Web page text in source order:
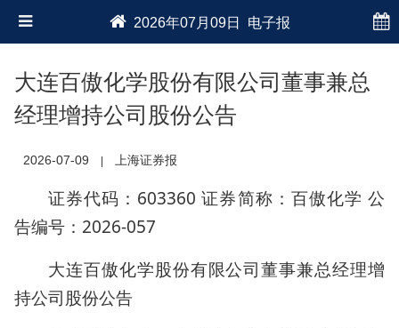
2026年07月09日 电子报
大连百傲化学股份有限公司董事兼总
经理增持公司股份公告
2026-07-09 上海证券报
证券代码：603360 证券简称：百傲化学 公
告编号：2026-057
大连百傲化学股份有限公司董事兼总经理增
持公司股份公告